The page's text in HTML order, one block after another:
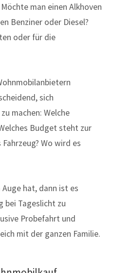
man einen Alkhoven
Benziner oder Diesel?
oder für die
sich
machen: Welche
Budget steht zur
Wo wird es
hat, dann ist es
bei Tageslicht zu
Probefahrt und
mit der ganzen Familie.